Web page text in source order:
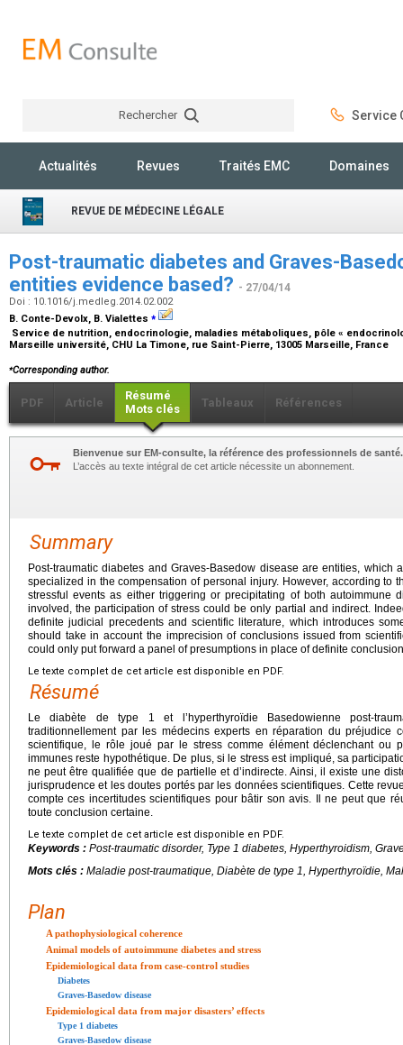
Rechercher Service
Actualités Revues Traités EMC Domaines
REVUE DE MÉDECINE LÉGALE
Post-traumatic diabetes and Graves-
entities evidence based? - 27/04/14
Doi : 10.1016/j.medleg.2014.02.002
B. Conte-Devolx, B. Vialettes ⁎
Service de nutrition, endocrinologie, maladies métaboliques, pôle «
Marseille université, CHU La Timone, rue Saint-Pierre, 13005 Marseille, France
⁎Corresponding author.
PDF Article
Résumé
Mots clés
Tableaux Références
Bienvenue sur EM-consulte, la référence des professionnels de santé.
L’accès au texte intégral de cet article nécessite un abonnement.
Summary
Post-traumatic diabetes and Graves-Basedow disease are entities, which
specialized in the compensation of personal injury. However, according to
stressful events as either triggering or precipitating of both autoimmune
involved, the participation of stress could be only partial and indirect.
definite judicial precedents and scientific literature, which introduces
should take in account the imprecision of conclusions issued from
could only put forward a panel of presumptions in place of definite
Le texte complet de cet article est disponible en PDF.
Résumé
Le diabète de type 1 et l’hyperthyroïdie Basedowienne post-
traditionnellement par les médecins experts en réparation du préjudice
scientifique, le rôle joué par le stress comme élément déclenchant ou
immunes reste hypothétique. De plus, si le stress est impliqué, sa
ne peut être qualifiée que de partielle et d’indirecte. Ainsi, il existe une
jurisprudence et les doutes portés par les données scientifiques. Cette
compte ces incertitudes scientifiques pour bâtir son avis. Il ne peut que
toute conclusion certaine.
Le texte complet de cet article est disponible en PDF.
Keywords : Post-traumatic disorder, Type 1 diabetes, Hyperthyroidism,
Mots clés : Maladie post-traumatique, Diabète de type 1, Hyperthyroïdie,
Plan
A pathophysiological coherence
Animal models of autoimmune diabetes and stress
Epidemiological data from case-control studies
Diabetes
Graves-Basedow disease
Epidemiological data from major disasters’ effects
Type 1 diabetes
Graves-Basedow disease